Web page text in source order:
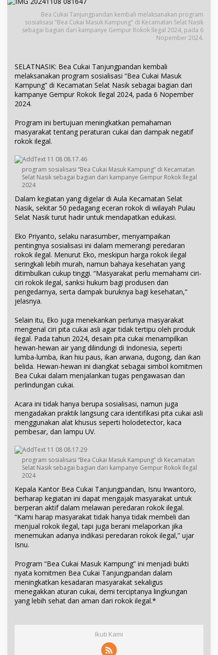
Bea Cukai Tanjungpandan kembali melaksanakan program
sosialisasi "Bea Cukai Masuk Kampung" di Kecamatan Selat Nasik
sebagai bagian dari kampanye Gempur Rokok Ilegal 2024, pada 6
Nopember 2024.
SELATNASIK: Bea Cukai Tanjungpandan kembali
melaksanakan program sosialisasi “Bea Cukai Masuk
Kampung” di Kecamatan Selat Nasik sebagai bagian dari
kampanye Gempur Rokok Ilegal 2024, pada 6 Nopember
2024.
Program ini bertujuan meningkatkan pemahaman
masyarakat tentang peraturan cukai dan dampak negatif
rokok ilegal.
program sosialisasi “Bea Cukai Masuk Kampung” di Kecamatan
Selat Nasik sebagai bagian dari kampanye Gempur Rokok Ilegal
2024
Dalam kegiatan yang digelar di Aula Kecamatan Selat
Nasik, sekitar 50 pedagang eceran rokok di wilayah Pulau
Selat Nasik turut hadir untuk mendapatkan edukasi.
Eko Priyanto, selaku narasumber, menyampaikan
pentingnya sosialisasi ini dalam memerangi peredaran
rokok ilegal. Menurut Eko, meskipun harga rokok ilegal
seringkali lebih murah, namun bahaya kesehatan yang
ditimbulkan cukup tinggi. “Masyarakat perlu memahami ciri-
ciri rokok ilegal, sanksi hukum bagi produsen dan
pengedarnya, serta dampak buruknya bagi kesehatan,”
jelasnya.
Selain itu, Eko juga menekankan perlunya masyarakat
mengenal ciri pita cukai asli agar tidak tertipu oleh produk
ilegal. Pada tahun 2024, desain pita cukai menampilkan
hewan-hewan air yang dilindungi di Indonesia, seperti
lumba-lumba, ikan hiu paus, ikan arwana, dugong, dan ikan
belida. Hewan-hewan ini diangkat sebagai simbol komitmen
Bea Cukai dalam menjalankan tugas pengawasan dan
perlindungan cukai.
Acara ini tidak hanya berupa sosialisasi, namun juga
mengadakan praktik langsung cara identifikasi pita cukai asli
menggunakan alat khusus seperti holodetector, kaca
pembesar, dan lampu UV.
program sosialisasi “Bea Cukai Masuk Kampung” di Kecamatan
Selat Nasik sebagai bagian dari kampanye Gempur Rokok Ilegal
2024
Kepala Kantor Bea Cukai Tanjungpandan, Isnu Irwantoro,
berharap kegiatan ini dapat mengajak masyarakat untuk
berperan aktif dalam melawan peredaran rokok ilegal.
“Kami harap masyarakat tidak hanya tidak membeli dan
menjual rokok ilegal, tapi juga berani melaporkan jika
menemukan adanya indikasi peredaran rokok ilegal,” ujar
Isnu.
Program “Bea Cukai Masuk Kampung” ini menjadi bukti
nyata komitmen Bea Cukai Tanjungpandan dalam
meningkatkan kesadaran masyarakat sekaligus
menegakkan aturan cukai, demi terciptanya lingkungan
yang lebih sehat dan aman dari rokok ilegal.*
Ikuti Kami